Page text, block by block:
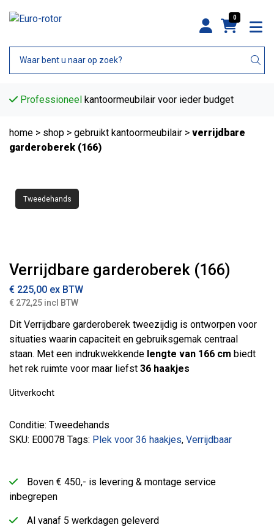
0
Professioneel kantoormeubilair voor ieder budget
home > shop > gebruikt kantoormeubilair > verrijdbare
garderoberek (166)
Tweedehands
Verrijdbare garderoberek (166)
€ 225,00 ex BTW
€ 272,25 incl BTW
Dit Verrijdbare garderoberek tweezijdig is ontworpen voor
situaties waarin capaciteit en gebruiksgemak centraal
staan. Met een indrukwekkende lengte van 166 cm biedt
het rek ruimte voor maar liefst 36 haakjes
Uitverkocht
Conditie: Tweedehands
SKU: E00078 Tags: Plek voor 36 haakjes, Verrijdbaar
Boven € 450,- is levering & montage service
inbegrepen
Al vanaf 5 werkdagen geleverd